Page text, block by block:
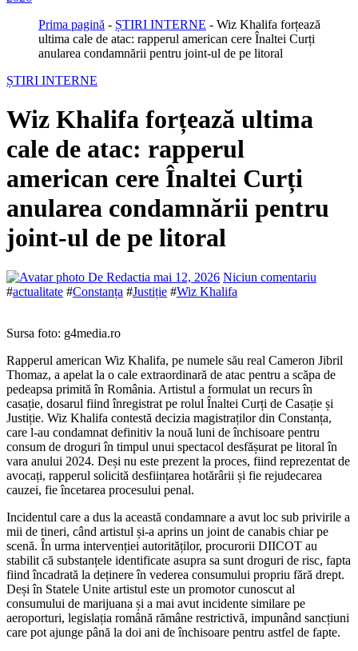
Prima pagină - ȘTIRI INTERNE - Wiz Khalifa forțează
ultima cale de atac: rapperul american cere Înaltei Curți
anularea condamnării pentru joint-ul de pe litoral
ȘTIRI INTERNE
Wiz Khalifa forțează ultima
cale de atac: rapperul
american cere Înaltei Curți
anularea condamnării pentru
joint-ul de pe litoral
De Redactia mai 12, 2026 Niciun comentariu
#actualitate #Constanța #Justiție #Wiz Khalifa
Sursa foto: g4media.ro
Rapperul american Wiz Khalifa, pe numele său real Cameron Jibril
Thomaz, a apelat la o cale extraordinară de atac pentru a scăpa de
pedeapsa primită în România. Artistul a formulat un recurs în
casație, dosarul fiind înregistrat pe rolul Înaltei Curți de Casație și
Justiție. Wiz Khalifa contestă decizia magistraților din Constanța,
care l-au condamnat definitiv la nouă luni de închisoare pentru
consum de droguri în timpul unui spectacol desfășurat pe litoral în
vara anului 2024. Deși nu este prezent la proces, fiind reprezentat de
avocați, rapperul solicită desființarea hotărârii și fie rejudecarea
cauzei, fie încetarea procesului penal.
Incidentul care a dus la această condamnare a avut loc sub privirile a
mii de tineri, când artistul și-a aprins un joint de canabis chiar pe
scenă. În urma intervenției autorităților, procurorii DIICOT au
stabilit că substanțele identificate asupra sa sunt droguri de risc, fapta
fiind încadrată la deținere în vederea consumului propriu fără drept.
Deși în Statele Unite artistul este un promotor cunoscut al
consumului de marijuana și a mai avut incidente similare pe
aeroporturi, legislația română rămâne restrictivă, impunând sancțiuni
care pot ajunge până la doi ani de închisoare pentru astfel de fapte.